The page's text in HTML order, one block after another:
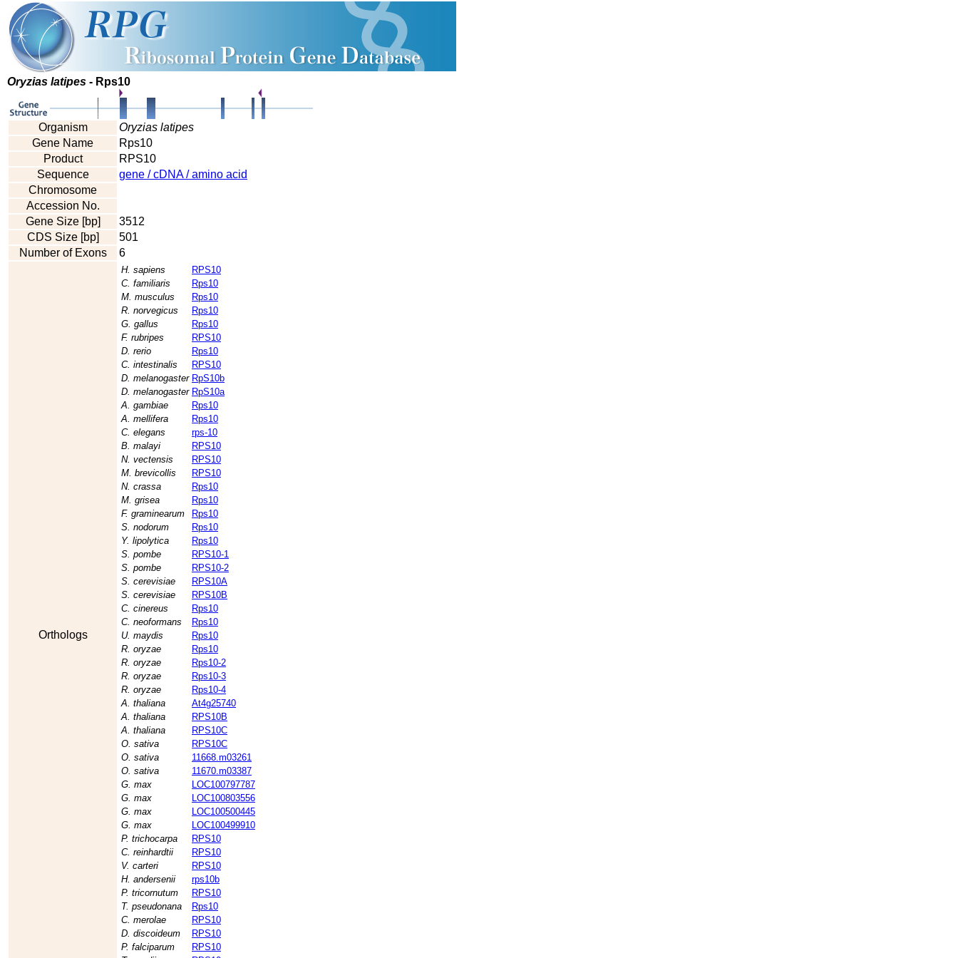
Oryzias latipes - Rps10
Organism
Oryzias latipes
Gene Name
Rps10
Product
RPS10
Sequence
gene / cDNA / amino acid
Chromosome
Accession No.
Gene Size [bp]
3512
CDS Size [bp]
501
Number of Exons
6
Orthologs
H. sapiens
RPS10
C. familiaris
Rps10
M. musculus
Rps10
R. norvegicus
Rps10
G. gallus
Rps10
F. rubripes
RPS10
D. rerio
Rps10
C. intestinalis
RPS10
D. melanogaster RpS10b
D. melanogaster RpS10a
A. gambiae
Rps10
A. mellifera
Rps10
C. elegans
rps-10
B. malayi
RPS10
N. vectensis
RPS10
M. brevicollis
RPS10
N. crassa
Rps10
M. grisea
Rps10
F. graminearum
Rps10
S. nodorum
Rps10
Y. lipolytica
Rps10
S. pombe
RPS10-1
S. pombe
RPS10-2
S. cerevisiae
RPS10A
S. cerevisiae
RPS10B
C. cinereus
Rps10
C. neoformans
Rps10
U. maydis
Rps10
R. oryzae
Rps10
R. oryzae
Rps10-2
R. oryzae
Rps10-3
R. oryzae
Rps10-4
A. thaliana
At4g25740
A. thaliana
RPS10B
A. thaliana
RPS10C
O. sativa
RPS10C
O. sativa
11668.m03261
O. sativa
11670.m03387
G. max
LOC100797787
G. max
LOC100803556
G. max
LOC100500445
G. max
LOC100499910
P. trichocarpa
RPS10
C. reinhardtii
RPS10
V. carteri
RPS10
H. andersenii
rps10b
P. tricornutum
RPS10
T. pseudonana
Rps10
C. merolae
RPS10
D. discoideum
RPS10
P. falciparum
RPS10